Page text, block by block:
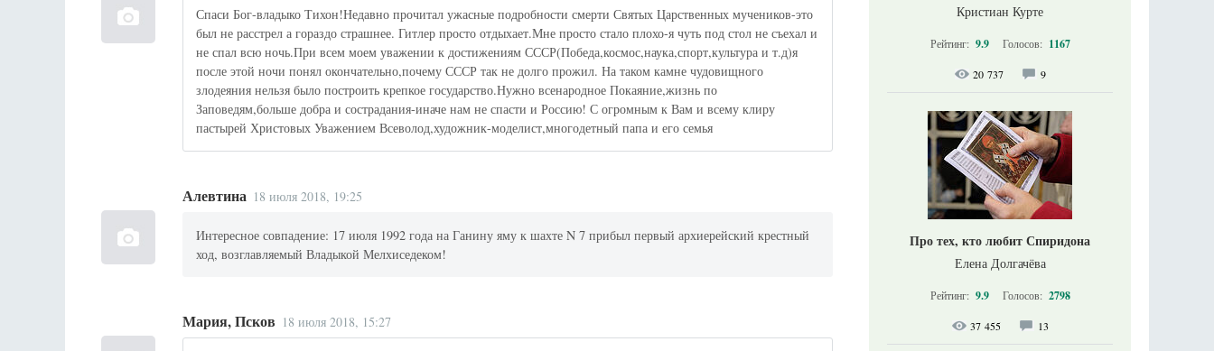
Спаси Бог-владыко Тихон!Недавно прочитал ужасные подробности смерти Святых Царственных мучеников-это
был не расстрел а гораздо страшнее. Гитлер просто отдыхает.Мне просто стало плохо-я чуть под стол не съехал и
не спал всю ночь.При всем моем уважении к достижениям СССР(Победа,космос,наука,спорт,культура и т.д)я
после этой ночи понял окончательно,почему СССР так не долго прожил. На таком камне чудовищного
злодеяния нельзя было построить крепкое государство.Нужно всенародное Покаяние,жизнь по
Заповедям,больше добра и сострадания-иначе нам не спасти и Россию! С огромным к Вам и всему клиру
пастырей Христовых Уважением Всеволод,художник-моделист,многодетный папа и его семья
Алевтина 18 июля 2018, 19:25
Интересное совпадение: 17 июля 1992 года на Ганину яму к шахте N 7 прибыл первый архиерейский крестный
ход, возглавляемый Владыкой Мелхиседеком!
Мария, Псков 18 июля 2018, 15:27
Кристиан Курте
Рейтинг: 9.9 Голосов: 1167
20 737 9
Про тех, кто любит Спиридона
Елена Долгачёва
Рейтинг: 9.9 Голосов: 2798
37 455 13